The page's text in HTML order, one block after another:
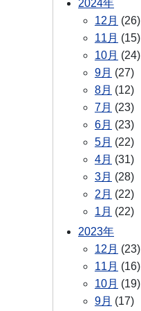
2024年
12月 (26)
11月 (15)
10月 (24)
9月 (27)
8月 (12)
7月 (23)
6月 (23)
5月 (22)
4月 (31)
3月 (28)
2月 (22)
1月 (22)
2023年
12月 (23)
11月 (16)
10月 (19)
9月 (17)